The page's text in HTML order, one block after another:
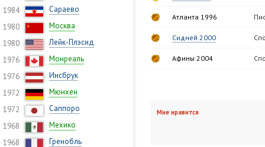
1984
Сараево
1980
Москва
1980
Лейк-Плэсид
1976
Монреаль
1976
Инсбрук
1972
Мюнхен
1972
Саппоро
1968
Мехико
1968
Гренобль
Атланта 1996
Сидней 2000
Афины 2004
Мне нравится